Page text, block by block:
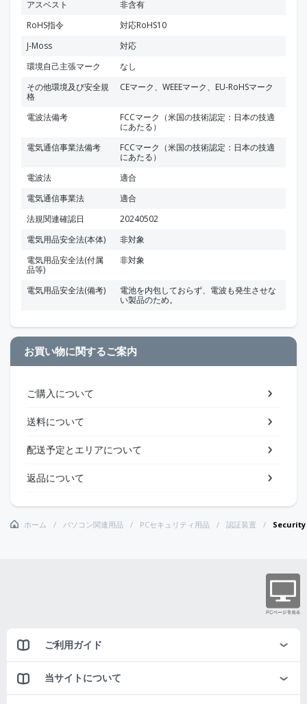
アスベスト
非含有
RoHS指令
対応RoHS10
J-Moss
対応
環境自己主張マーク
なし
その他環境及び安全規
格
CEマーク、WEEEマーク、EU-RoHSマーク
電波法備考
FCCマーク（米国の技術認定：日本の技適
にあたる）
電気通信事業法備考
FCCマーク（米国の技術認定：日本の技適
にあたる）
電波法
適合
電気通信事業法
適合
法規関連確認日
20240502
電気用品安全法(本体)
非対象
電気用品安全法(付属
品等)
非対象
電気用品安全法(備考)
電池を内包しておらず、電波も発生させな
い製品のため。
お買い物に関するご案内
ご購入について
送料について
配送予定とエリアについて
返品について
ホーム パソコン関連用品 PCセキュリティ用品 認証装置 Security
ご利用ガイド
当サイトについて